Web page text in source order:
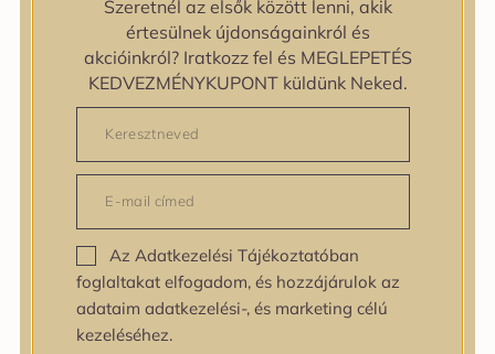
zipiderm
Bőrállapot
Bőrállapot
Bőrtípus
Bőrtípus
Kombinált
Száraz
Zsíros
Bőrprobléma
Bőrprobléma
Bőrpír
Dehidratált bőr
Szeretnél az elsők között lenni, akik
értesülnek újdonságainkról és
akcióinkról? Iratkozz fel és MEGLEPETÉS
KEDVEZMÉNYKUPONT küldünk Neked.
Az Adatkezelési Tájékoztatóban
foglaltakat elfogadom, és hozzájárulok az
adataim adatkezelési-, és marketing célú
kezeléséhez.